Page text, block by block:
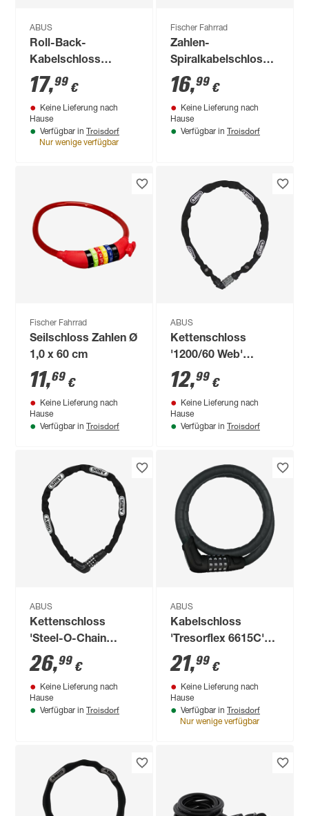
ABUS
Roll-Back-
Kabelschloss
'Combiflex StopOver
65' schwarz Ø 1,2 x
65 cm
17,99 €
Keine Lieferung nach
Hause
Verfügbar in Troisdorf
Nur wenige verfügbar
Fischer Fahrrad
Zahlen-
Spiralkabelschloss
65 cm, 3 Farben
sortiert
16,99 €
Keine Lieferung nach
Hause
Verfügbar in Troisdorf
Fischer Fahrrad
Seilschloss Zahlen Ø
1,0 x 60 cm
11,69 €
Keine Lieferung nach
Hause
Verfügbar in Troisdorf
ABUS
Kettenschloss
'1200/60 Web'
schwarz Ø 0,4 x 60
cm
12,99 €
Keine Lieferung nach
Hause
Verfügbar in Troisdorf
ABUS
Kettenschloss
'Steel-O-Chain
5805C' schwarz Ø
0,5 x 75 cm
26,99 €
Keine Lieferung nach
Hause
Verfügbar in Troisdorf
ABUS
Kabelschloss
'Tresorflex 6615C'
schwarz Ø 1,5 x 85
cm, ohne Halterung
21,99 €
Keine Lieferung nach
Hause
Verfügbar in Troisdorf
Nur wenige verfügbar